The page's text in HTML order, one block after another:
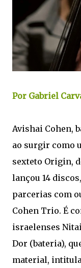
Por Gabriel
Avishai Cohen,
ao surgir como
sexteto Origin,
lançou 14
parcerias com
Cohen Trio. É
israelenses
Dor (bateria),
material,